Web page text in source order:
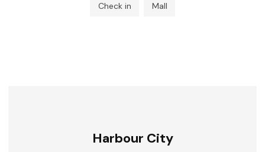
Check in Mall
Harbour City